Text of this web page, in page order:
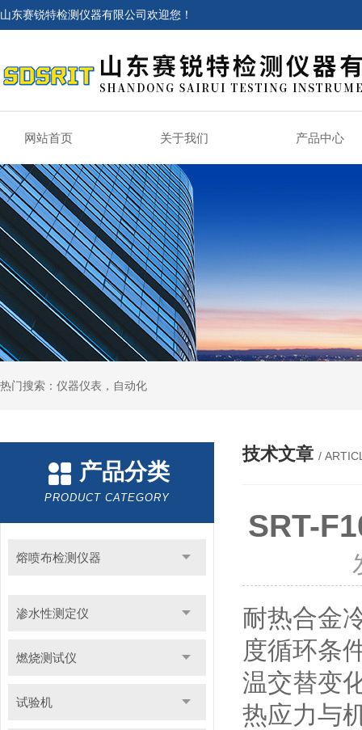
山东赛锐特检测仪器有限公司欢迎您！
网站首页 关于我们 产品中心
热门搜索：仪器仪表，自动化
产品分类
PRODUCT CATEGORY
熔喷布检测仪器
渗水性测定仪
燃烧测试仪
试验机
技术文章 /
SRT-
耐热合金
度循环条
温交替变
热应力与